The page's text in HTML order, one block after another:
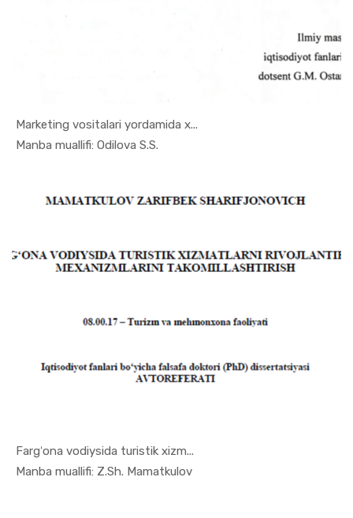
Marketing vositalari yordamida x...
Manba muallifi: Odilova S.S.In Marketi...
Fargʻona vodiysida turistik xizm...
Manba muallifi: Z.Sh. Mamatkulov
In Turizm ...